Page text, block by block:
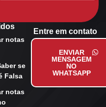
notas
se
Falsa
notas
Entre em contato
ENVIAR
MENSAGEM
NO
WHATSAPP